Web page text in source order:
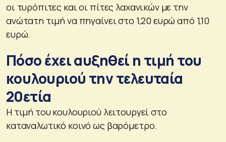
οι τυρόπιτες και οι πίτες λαχανικών με την
ανώτατη τιμή να πηγαίνει στο 1,20 ευρώ από 1,10
ευρώ.
Πόσο έχει αυξηθεί η τιμή του
κουλουριού την τελευταία
20ετία
Η τιμή του κουλουριού λειτουργεί στο
καταναλωτικό κοινό ως βαρόμετρο.